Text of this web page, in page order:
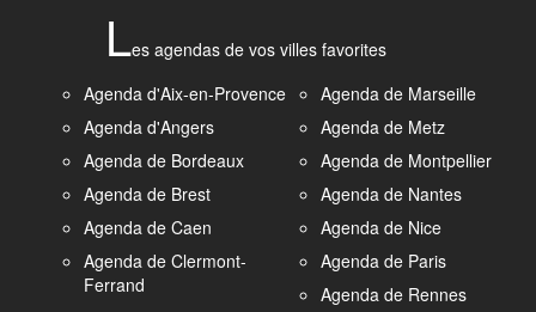
Les agendas de vos villes favorites
Agenda d'Aix-en-Provence
Agenda d'Angers
Agenda de Bordeaux
Agenda de Brest
Agenda de Caen
Agenda de Clermont-
Ferrand
Agenda de Marseille
Agenda de Metz
Agenda de Montpellier
Agenda de Nantes
Agenda de Nice
Agenda de Paris
Agenda de Rennes